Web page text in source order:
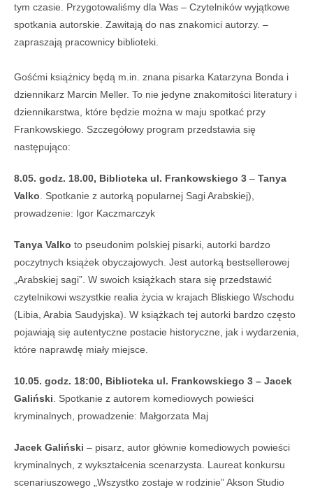
tym czasie. Przygotowaliśmy dla Was – Czytelników wyjątkowe
spotkania autorskie. Zawitają do nas znakomici autorzy. –
zapraszają pracownicy biblioteki.
Gośćmi książnicy będą m.in. znana pisarka Katarzyna Bonda i
dziennikarz Marcin Meller. To nie jedyne znakomitości literatury i
dziennikarstwa, które będzie można w maju spotkać przy
Frankowskiego. Szczegółowy program przedstawia się
następująco:
8.05. godz. 18.00, Biblioteka ul. Frankowskiego 3 – Tanya
Valko . Spotkanie z autorką popularnej Sagi Arabskiej),
prowadzenie: Igor Kaczmarczyk
Tanya Valko to pseudonim polskiej pisarki, autorki bardzo
poczytnych książek obyczajowych. Jest autorką bestsellerowej
„Arabskiej sagi”. W swoich książkach stara się przedstawić
czytelnikowi wszystkie realia życia w krajach Bliskiego Wschodu
(Libia, Arabia Saudyjska). W książkach tej autorki bardzo często
pojawiają się autentyczne postacie historyczne, jak i wydarzenia,
które naprawdę miały miejsce.
10.05. godz. 18:00, Biblioteka ul. Frankowskiego 3 – Jacek
Galiński . Spotkanie z autorem komediowych powieści
kryminalnych, prowadzenie: Małgorzata Maj
Jacek Galiński – pisarz, autor głównie komediowych powieści
kryminalnych, z wykształcenia scenarzysta. Laureat konkursu
scenariuszowego „Wszystko zostaje w rodzinie” Akson Studio